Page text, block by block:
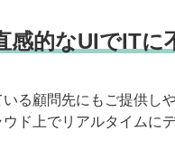
感的なUIでITに
る顧問先にもご提供し
ド上でリアルタイムに